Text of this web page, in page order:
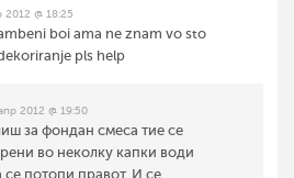
2012 @ 18:25
boi ama ne znam vo sto
pls help
2012 @ 19:50
за фондан смеса тие се
во неколку капки води
се потопи правот. И се